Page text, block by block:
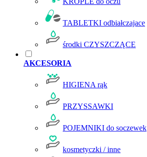
TABLETKI odbiałczajace
środki CZYSZCZĄCE
AKCESORIA
HIGIENA rąk
PRZYSSAWKI
POJEMNIKI do soczewek
kosmetyczki / inne